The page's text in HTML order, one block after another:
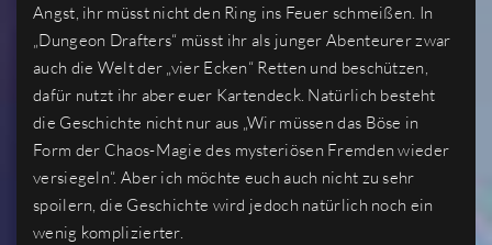
Angst, ihr müsst nicht den Ring ins Feuer schmeißen. In
„Dungeon Drafters“ müsst ihr als junger Abenteurer zwar
auch die Welt der „vier Ecken“ Retten und beschützen,
dafür nutzt ihr aber euer Kartendeck. Natürlich besteht
die Geschichte nicht nur aus „Wir müssen das Böse in
Form der Chaos-Magie des mysteriösen Fremden wieder
versiegeln“. Aber ich möchte euch auch nicht zu sehr
spoilern, die Geschichte wird jedoch natürlich noch ein
wenig komplizierter.